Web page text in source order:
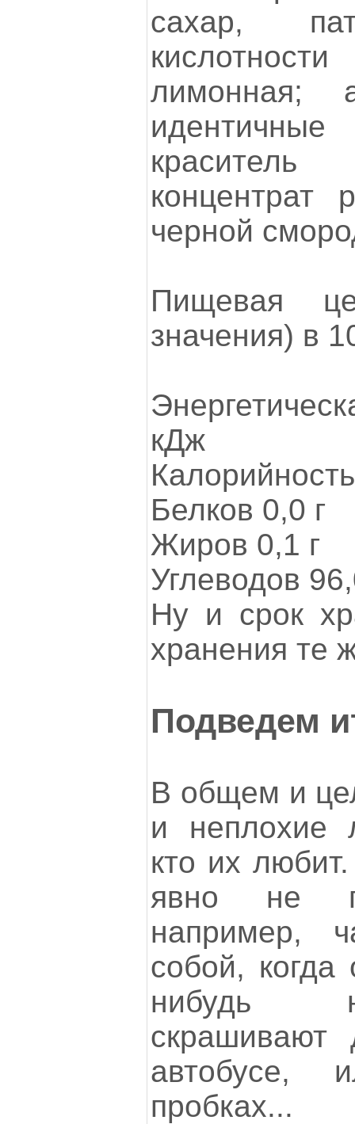
сахар,
лимонная;
концентрат
черной
Пищевая
значения) в
кДж
Белков 0,0 г
Жиров 0,1 г
Углеводов
Ну и срок
хранения те
Подведем
В общем и
и неплохие
кто их
явно не
например,
собой, когда
нибудь
скрашивают
автобусе,
пробках...